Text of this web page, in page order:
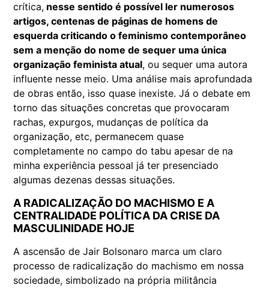
crítica, nesse sentido é possível ler numerosos
artigos, centenas de páginas de homens de
esquerda criticando o feminismo contemporâneo
sem a menção do nome de sequer uma única
organização feminista atual, ou sequer uma autora
influente nesse meio. Uma análise mais aprofundada
de obras então, isso quase inexiste. Já o debate em
torno das situações concretas que provocaram
rachas, expurgos, mudanças de política da
organização, etc, permanecem quase
completamente no campo do tabu apesar de na
minha experiência pessoal já ter presenciado
algumas dezenas dessas situações.
A RADICALIZAÇÃO DO MACHISMO E A
CENTRALIDADE POLÍTICA DA CRISE DA
MASCULINIDADE HOJE
A ascensão de Jair Bolsonaro marca um claro
processo de radicalização do machismo em nossa
sociedade, simbolizado na própria militância